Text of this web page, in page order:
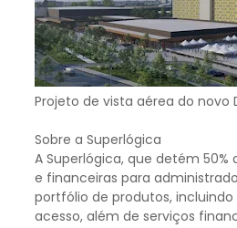
Projeto de vista aérea do novo
Sobre a Superlógica
A Superlógica, que detém
e financeiras para
portfólio de produtos,
acesso, além de serviços